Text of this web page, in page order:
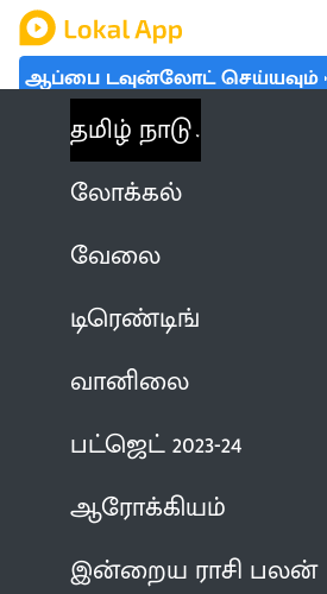
ஆப்பை டவுன்லோட் செய்யவும்
தமிழ் நாடு
லோக்கல்
வேலை
டிரெண்டிங்
வானிலை
பட்ஜெட் 2023-24
ஆரோக்கியம்
இன்றைய ராசி பலன்